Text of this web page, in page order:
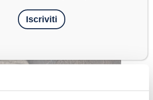
Ultimi articoli